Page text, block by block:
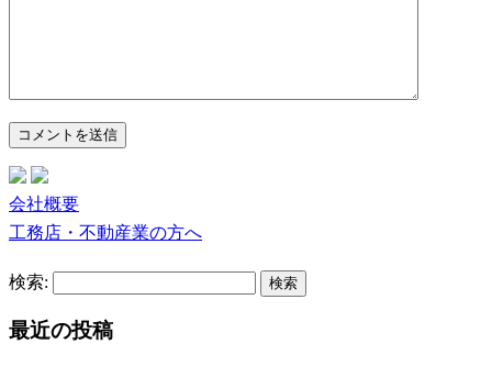
会社概要
工務店・不動産業の方へ
検索:
最近の投稿